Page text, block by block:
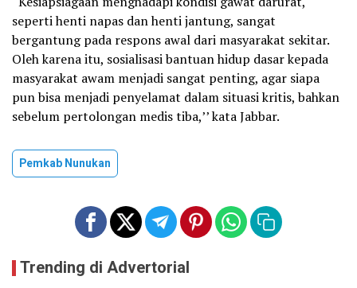
seperti henti napas dan henti jantung, sangat
bergantung pada respons awal dari masyarakat sekitar.
Oleh karena itu, sosialisasi bantuan hidup dasar kepada
masyarakat awam menjadi sangat penting, agar siapa
pun bisa menjadi penyelamat dalam situasi kritis, bahkan
sebelum pertolongan medis tiba,’’ kata Jabbar.
Pemkab Nunukan
Trending di Advertorial